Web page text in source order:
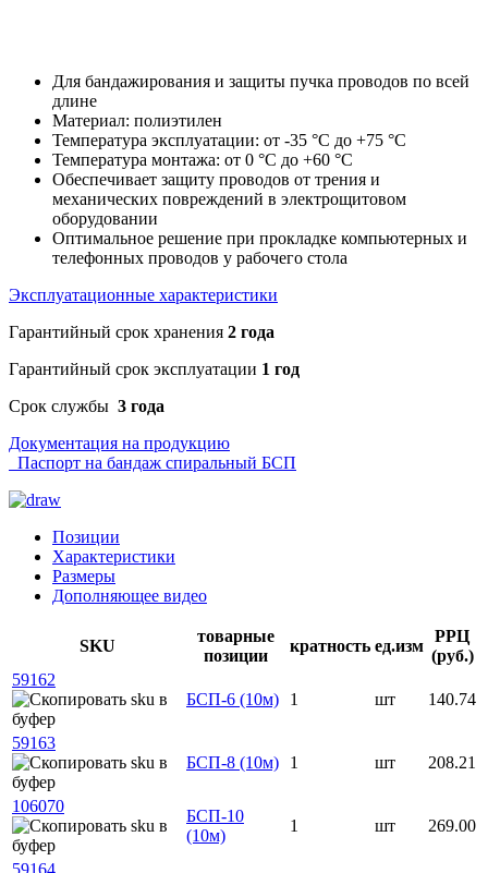
Для бандажирования и защиты пучка проводов по всей
длине
Материал: полиэтилен
Температура эксплуатации: от -35 °С до +75 °С
Температура монтажа: от 0 °С до +60 °С
Обеспечивает защиту проводов от трения и
механических повреждений в электрощитовом
оборудовании
Оптимальное решение при прокладке компьютерных и
телефонных проводов у рабочего стола
Эксплуатационные характеристики
Гарантийный срок хранения 2 года
Гарантийный срок эксплуатации 1 год
Срок службы 3 года
Документация на продукцию
Паспорт на бандаж спиральный БСП
Позиции
Характеристики
Размеры
Дополняющее видео
SKU
товарные
позиции
кратность ед.изм
РРЦ
(руб.)
59162
БСП-6 (10м)
1 шт 140.74
59163
БСП-8 (10м)
1 шт 208.21
106070
БСП-10
(10м)
1 шт 269.00